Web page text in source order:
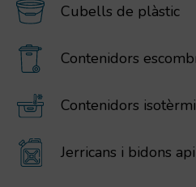
Cubells de plàstic
Contenidors
Contenidors
Jerricans i bidons